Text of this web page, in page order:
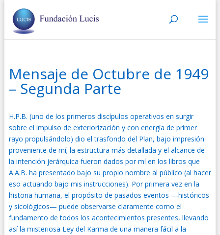
Mensaje de Octubre de 1949
– Segunda Parte
H.P.B. (uno de los primeros discípulos operativos en surgir
sobre el impulso de exteriorización y con energía de primer
rayo propulsándolo) dio el trasfondo del Plan, bajo impresión
proveniente de mí; la estructura más detallada y el alcance de
la intención jerárquica fueron dados por mí en los libros que
A.A.B. ha presentado bajo su propio nombre al público (al hacer
eso actuando bajo mis instrucciones). Por primera vez en la
historia humana, el propósito de pasados eventos —históricos
y sicológicos— puede observarse claramente como el
fundamento de todos los acontecimientos presentes, llevando
así la misteriosa Ley del Karma de una manera fácil a la